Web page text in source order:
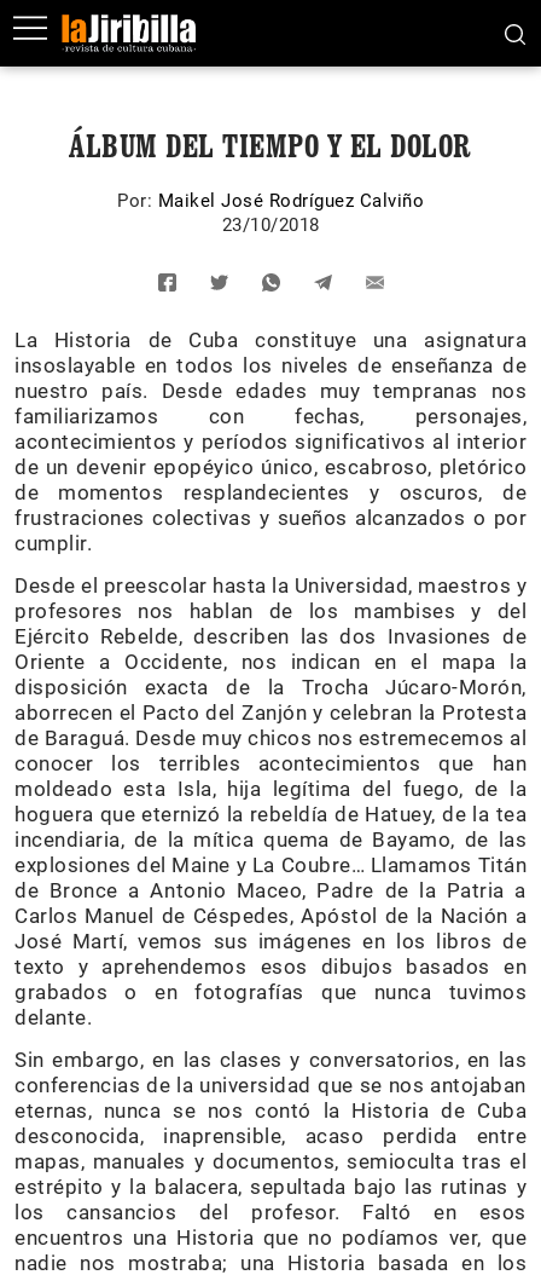
ÁLBUM DEL TIEMPO Y EL DOLOR
Por: Maikel José Rodríguez Calviño
23/10/2018
La Historia de Cuba constituye una asignatura
insoslayable en todos los niveles de enseñanza de
nuestro país. Desde edades muy tempranas nos
familiarizamos con fechas, personajes,
acontecimientos y períodos significativos al interior
de un devenir epopéyico único, escabroso, pletórico
de momentos resplandecientes y oscuros, de
frustraciones colectivas y sueños alcanzados o por
cumplir.
Desde el preescolar hasta la Universidad, maestros y
profesores nos hablan de los mambises y del
Ejército Rebelde, describen las dos Invasiones de
Oriente a Occidente, nos indican en el mapa la
disposición exacta de la Trocha Júcaro-Morón,
aborrecen el Pacto del Zanjón y celebran la Protesta
de Baraguá. Desde muy chicos nos estremecemos al
conocer los terribles acontecimientos que han
moldeado esta Isla, hija legítima del fuego, de la
hoguera que eternizó la rebeldía de Hatuey, de la tea
incendiaria, de la mítica quema de Bayamo, de las
explosiones del Maine y La Coubre… Llamamos Titán
de Bronce a Antonio Maceo, Padre de la Patria a
Carlos Manuel de Céspedes, Apóstol de la Nación a
José Martí, vemos sus imágenes en los libros de
texto y aprehendemos esos dibujos basados en
grabados o en fotografías que nunca tuvimos
delante.
Sin embargo, en las clases y conversatorios, en las
conferencias de la universidad que se nos antojaban
eternas, nunca se nos contó la Historia de Cuba
desconocida, inaprensible, acaso perdida entre
mapas, manuales y documentos, semioculta tras el
estrépito y la balacera, sepultada bajo las rutinas y
los cansancios del profesor. Faltó en esos
encuentros una Historia que no podíamos ver, que
nadie nos mostraba; una Historia basada en los